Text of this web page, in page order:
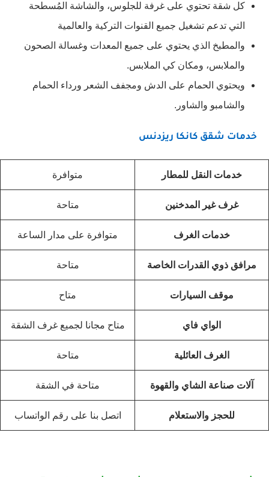
كل شقة تحتوي على غرفة للجلوس، والشاشة المُسطحة
التي تدعم تشغيل جميع القنوات التركية والعالمية
والمطبخ الذي يحتوي على جميع المعدات وغسالة الصحون
والملابس، ومكان كي الملابس.
ويحتوي الحمام على الدش ومجفف الشعر ورداء الحمام
والشامبو والشاور.
خدمات شقق كانكا ريزدنس
خدمات النقل للمطار متوافرة
غرف غير المدخنين متاحة
خدمات الغرف متوافرة على مدار الساعة
مرافق ذوي القدرات الخاصة متاحة
موقف السيارات متاح
الواي فاي متاح مجانا لجميع غرف الشقة
الغرف العائلية متاحة
آلات صناعة الشاي والقهوة متاحة في الشقة
للحجز والاستعلام اتصل بنا على رقم الواتساب